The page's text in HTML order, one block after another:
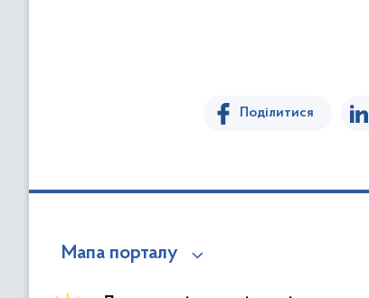
Поділитися
Мапа порталу